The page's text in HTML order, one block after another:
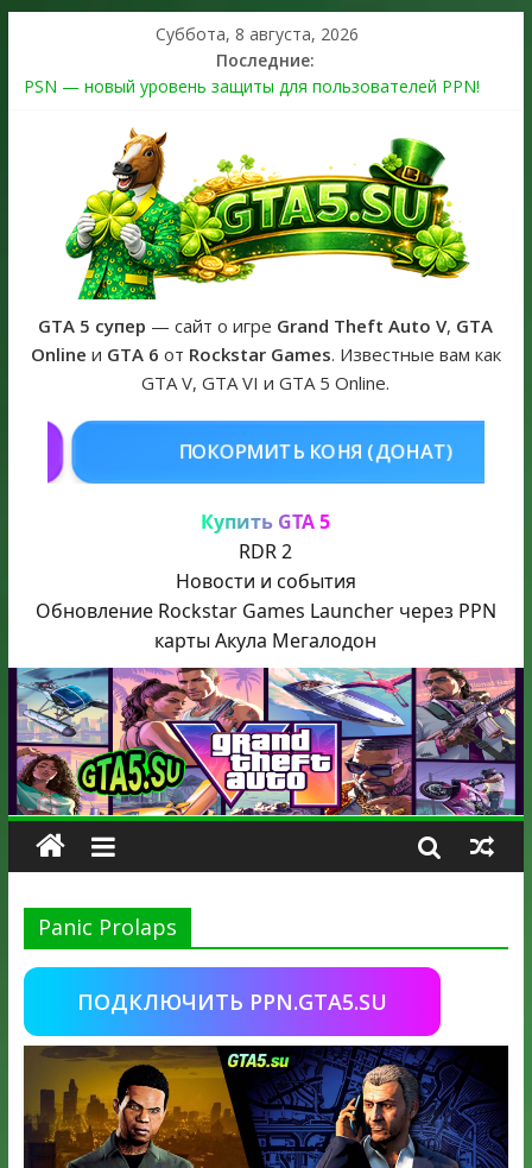
Суббота, 8 августа, 2026
Последние:
PSN — новый уровень защиты для пользователей PPN!
The Kortz Center Heist выйдет в GTA Online уже 14 июля
Регистрация в Rockstar Games Social Club ошибка #1.500.7:
как зарегистрировать аккаунт и войти без проблем в 2026
Получайте особые награды в GTA Online по программе
Fine Art Collector
GTA 6 официальная обложка игры и Предзаказ Grand Theft
Auto VI
GTA 5 супер — сайт о игре Grand Theft Auto V, GTA
Online и GTA 6 от Rockstar Games. Известные вам как
GTA V, GTA VI и GTA 5 Online.
КУПИТЬ GTA 5
Купить GTA 5
RDR 2
Новости и события
Обновление Rockstar Games Launcher через PPN
карты Акула Мегалодон
Panic Prolaps
ПОДКЛЮЧИТЬ PPN.GTA5.SU